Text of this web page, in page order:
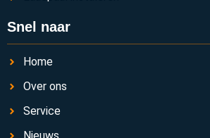
Snel naar
Home
Over ons
Service